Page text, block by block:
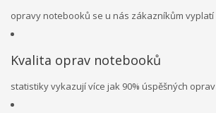
opravy notebooků se u nás zákazníkům vyplatí
Kvalita oprav notebooků
statistiky vykazují více jak 90% úspěšných oprav